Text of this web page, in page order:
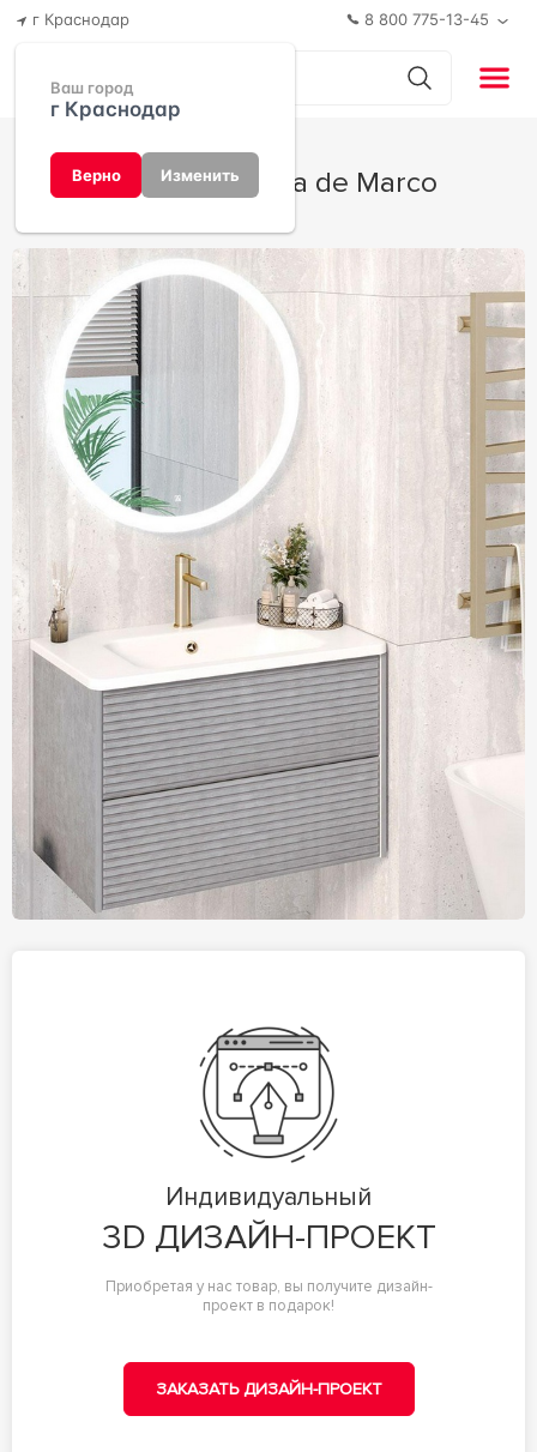
г Краснодар
Ваш город
г Краснодар
Верно Изменить
8 800 775-13-45
PARMA от Aqua de Marco
Индивидуальный
3D ДИЗАЙН-ПРОЕКТ
Приобретая у нас товар, вы получите дизайн-
проект в подарок!
ЗАКАЗАТЬ ДИЗАЙН-ПРОЕКТ